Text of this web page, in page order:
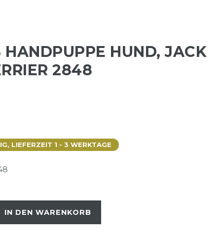
HANDPUPPE HUND, JACK
2848
LIEFERZEIT 1 - 3 WERKTAGE
IN DEN WARENKORB